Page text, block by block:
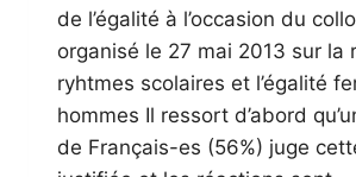
de l’égalité à l’occasion du
organisé le 27 mai 2013 sur la
ryhtmes scolaires et l’égalité
hommes Il ressort d’abord
de Français-es (56%) juge